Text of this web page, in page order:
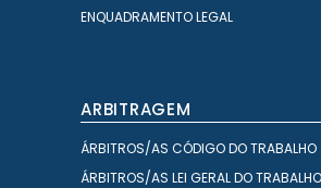
ENQUADRAMENTO LEGAL
ARBITRAGEM
ÁRBITROS/AS CÓDIGO DO TRABALHO
ÁRBITROS/AS LEI GERAL DO